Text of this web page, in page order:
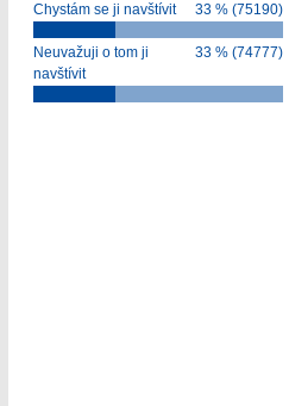
33 % (75190)
Chystám se ji navštívit
33 % (74777)
Neuvažuji o tom ji
navštívit